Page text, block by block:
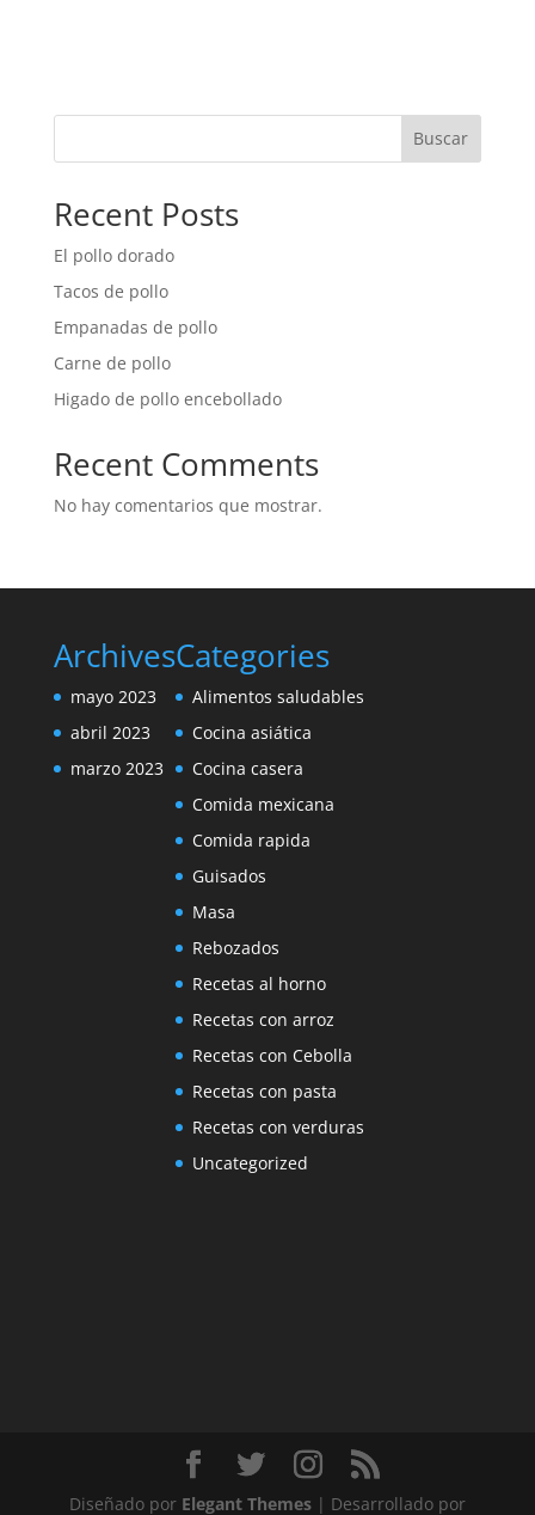
Buscar
Recent Posts
El pollo dorado
Tacos de pollo
Empanadas de pollo
Carne de pollo
Higado de pollo encebollado
Recent Comments
No hay comentarios que mostrar.
Archives
mayo 2023
abril 2023
marzo 2023
Categories
Alimentos saludables
Cocina asiática
Cocina casera
Comida mexicana
Comida rapida
Guisados
Masa
Rebozados
Recetas al horno
Recetas con arroz
Recetas con Cebolla
Recetas con pasta
Recetas con verduras
Uncategorized
Diseñado por Elegant Themes| Desarrollado por